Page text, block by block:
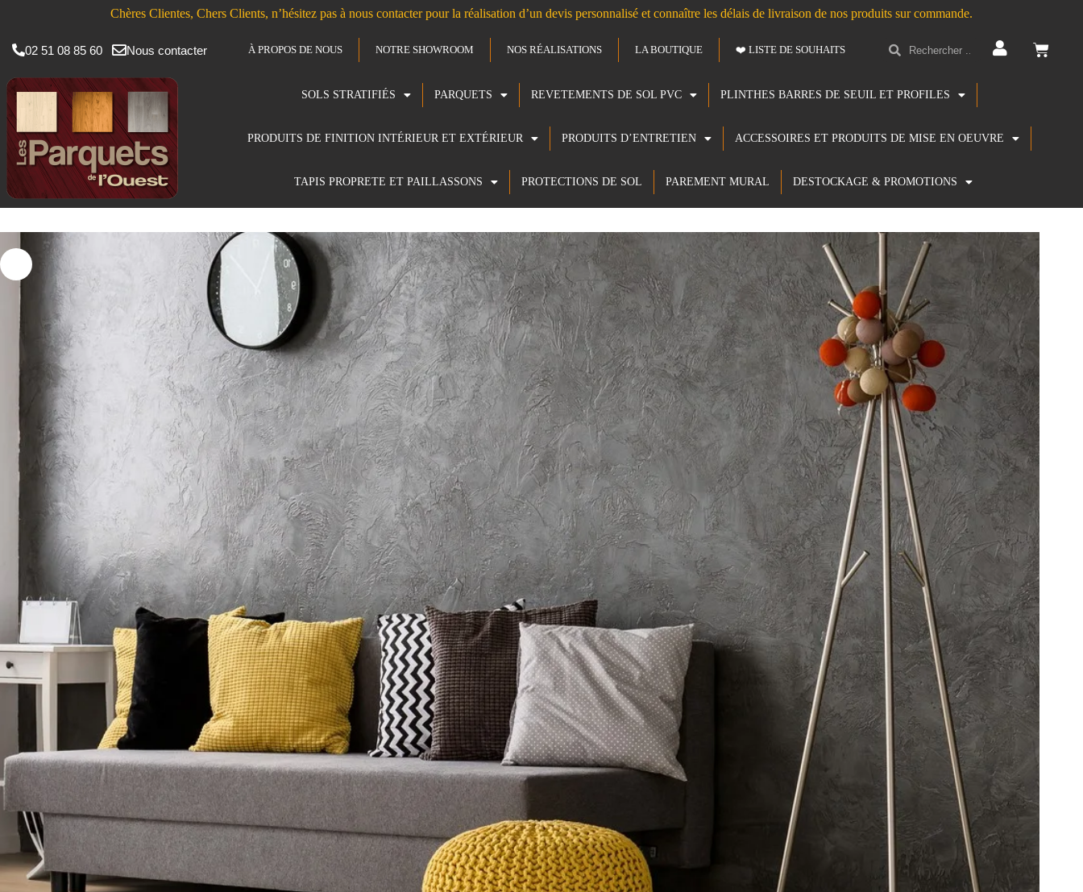
Chères Clientes, Chers Clients, n’hésitez pas à nous contacter pour la réalisation d’un devis personnalisé et connaître les délais de livraison de nos produits sur commande.
02 51 08 85 60 Nous contacter À PROPOS DE NOUS NOTRE SHOWROOM NOS RÉALISATIONS LA BOUTIQUE ❤️ LISTE DE SOUHAITS
SOLS STRATIFIÉS PARQUETS REVETEMENTS DE SOL PVC PLINTHES BARRES DE SEUIL ET PROFILES
PRODUITS DE FINITION INTÉRIEUR ET EXTÉRIEUR PRODUITS D’ENTRETIEN ACCESSOIRES ET PRODUITS DE MISE EN OEUVRE
TAPIS PROPRETE ET PAILLASSONS PROTECTIONS DE SOL PAREMENT MURAL DESTOCKAGE & PROMOTIONS